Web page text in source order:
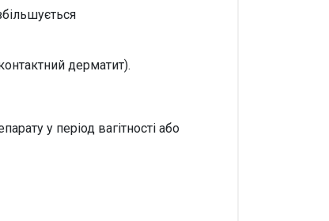
дерматит).
у період вагітності або